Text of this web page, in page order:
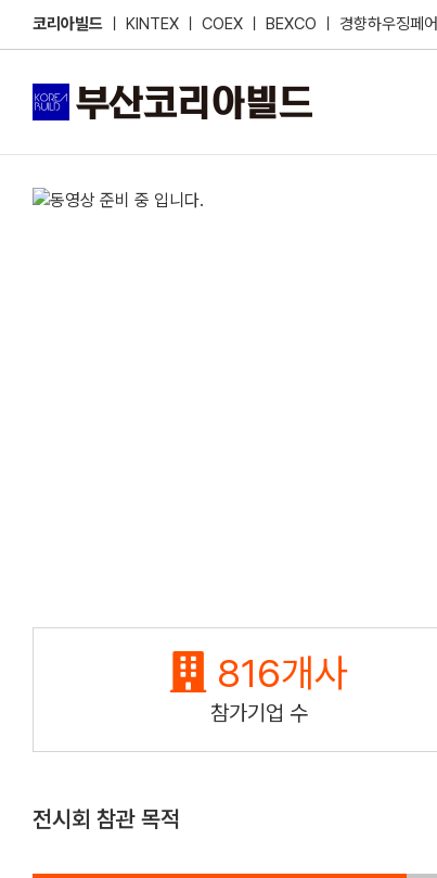
코리아빌드 ㅣ KINTEX ㅣ COEX ㅣ BEXCO ㅣ 경향하우징페어
816개사
참가기업 수
전시회 참관 목적